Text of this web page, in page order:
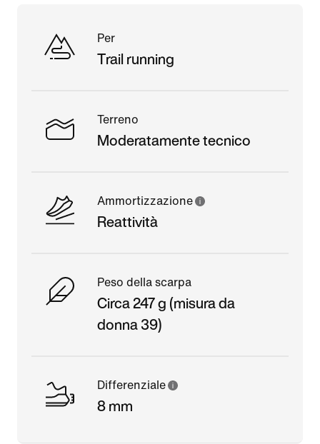
Per
Trail running
Terreno
Moderatamente tecnico
Ammortizzazione
Reattività
Peso della scarpa
Circa 247 g (misura da
donna 39)
Differenziale
8 mm